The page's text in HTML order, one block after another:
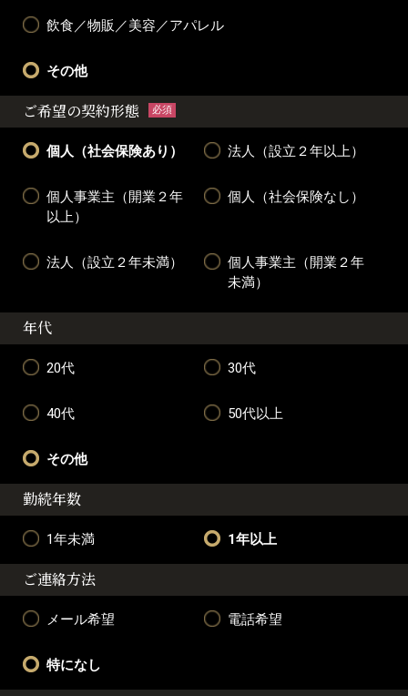
飲食／物販／美容／アパレル
その他
ご希望の契約形態 必須
個人（社会保険あり） 法人（設立２年以上）
個人事業主（開業２年
以上）
個人（社会保険なし）
法人（設立２年未満）
個人事業主（開業２年
未満）
年代
20代 30代
40代 50代以上
その他
勤続年数
1年未満 1年以上
ご連絡方法
メール希望 電話希望
特になし